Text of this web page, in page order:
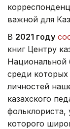
важной для
В 2021 году
книг Центру
Национальной
среди
личностей
казахского
фольклориста,
которого